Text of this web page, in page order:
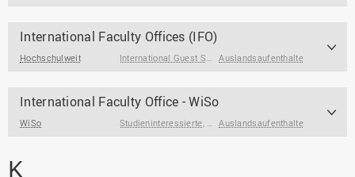
International Faculty Offices (IFO)
Hochschulweit International Guest Students ,Studierende
Auslandsaufenthalte
International Faculty Office - WiSo
WiSo Studieninteressierte, Studierende,Studienanfänger*innen
Auslandsaufenthalte
K